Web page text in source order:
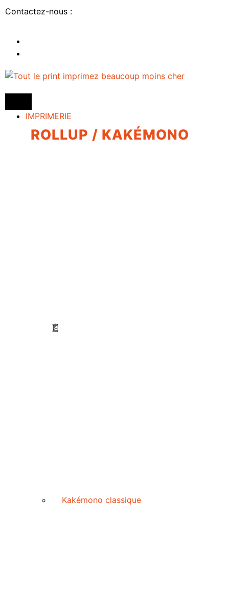
Contactez-nous :
IMPRIMERIE
ROLLUP / KAKÉMONO
Kakémono classique